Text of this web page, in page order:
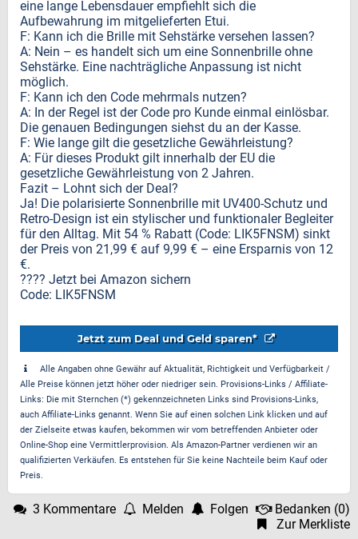
eine lange Lebensdauer empfiehlt sich die
Aufbewahrung im mitgelieferten Etui.
F: Kann ich die Brille mit Sehstärke versehen lassen?
A: Nein – es handelt sich um eine Sonnenbrille ohne
Sehstärke. Eine nachträgliche Anpassung ist nicht
möglich.
F: Kann ich den Code mehrmals nutzen?
A: In der Regel ist der Code pro Kunde einmal einlösbar.
Die genauen Bedingungen siehst du an der Kasse.
F: Wie lange gilt die gesetzliche Gewährleistung?
A: Für dieses Produkt gilt innerhalb der EU die
gesetzliche Gewährleistung von 2 Jahren.
Fazit – Lohnt sich der Deal?
Ja! Die polarisierte Sonnenbrille mit UV400-Schutz und
Retro-Design ist ein stylischer und funktionaler Begleiter
für den Alltag. Mit 54 % Rabatt (Code: LIK5FNSM) sinkt
der Preis von 21,99 € auf 9,99 € – eine Ersparnis von 12
€.
???? Jetzt bei Amazon sichern
Code: LIK5FNSM
Jetzt zum Deal und Geld sparen*
Alle Angaben ohne Gewähr auf Aktualität, Richtigkeit und Verfügbarkeit /
Alle Preise können jetzt höher oder niedriger sein. Provisions-Links / Affiliate-
Links: Die mit Sternchen (*) gekennzeichneten Links sind Provisions-Links,
auch Affiliate-Links genannt. Wenn Sie auf einen solchen Link klicken und auf
der Zielseite etwas kaufen, bekommen wir vom betreffenden Anbieter oder
Online-Shop eine Vermittlerprovision. Als Amazon-Partner verdienen wir an
qualifizierten Verkäufen. Es entstehen für Sie keine Nachteile beim Kauf oder
Preis.
3 Kommentare Melden Folgen Bedanken (0)
Zur Merkliste